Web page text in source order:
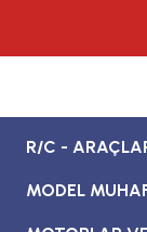
R/C -
MODEL